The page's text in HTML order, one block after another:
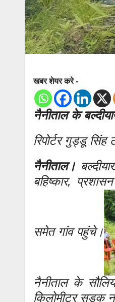
खबर शेयर करे -
नैनीताल के
रिपोर्टर गुड्डू सिंह
नैनीताल।
बहिष्कार,
समेत गांव पहुंचे।
नैनीताल के
किलोमीटर सड़क